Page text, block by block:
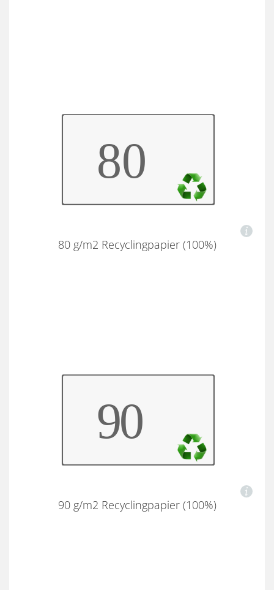
80 g/m2 Recyclingpapier (100%)
90 g/m2 Recyclingpapier (100%)